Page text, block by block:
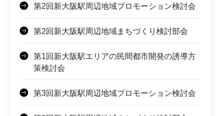
第2回新大阪駅周辺地域プロモーション検討会
第2回新大阪駅周辺地域まちづくり検討部会
第1回新大阪駅エリアの民間都市開発の誘導方
策検討会
第3回新大阪駅周辺地域プロモーション検討会